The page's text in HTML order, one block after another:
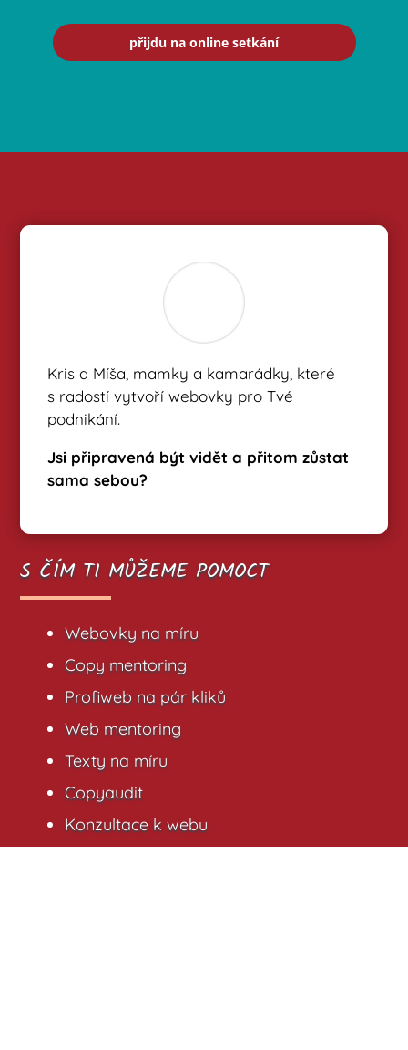
přijdu na online setkání
Kris a Míša, mamky a kamarádky, které
s radostí vytvoří webovky pro Tvé
podnikání.
Jsi připravená být vidět a přitom zůstat
sama sebou?
S ČÍM TI MŮŽEME POMOCT
Webovky na míru
Copy mentoring
Profiweb na pár kliků
Web mentoring
Texty na míru
Copyaudit
Konzultace k webu